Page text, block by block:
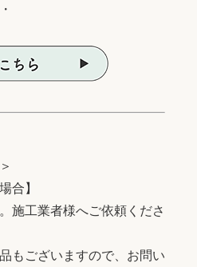
合】
施工業者様へご依頼くださ
もございますので、お問い